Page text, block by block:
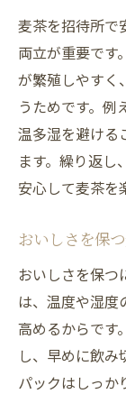
麦茶を招待所で
両立が重要です
が繁殖しやすく
うためです。例
温多湿を避ける
ます。繰り返し
安心して麦茶を
おいしさを保
おいしさを保つ
は、温度や湿度
高めるからです
し、早めに飲
パックはしっか